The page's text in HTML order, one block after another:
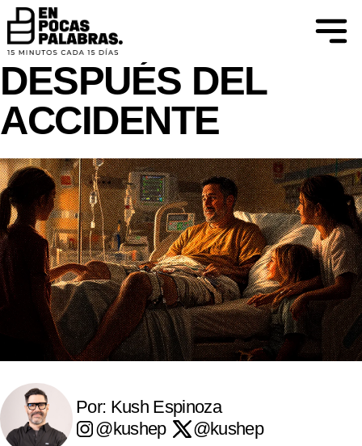
CREER PAR VER
LA VERGÜENZA
DESPUÉS DEL
ACCIDENTE
Por: Kush Espinoza
@kushep
@kushep